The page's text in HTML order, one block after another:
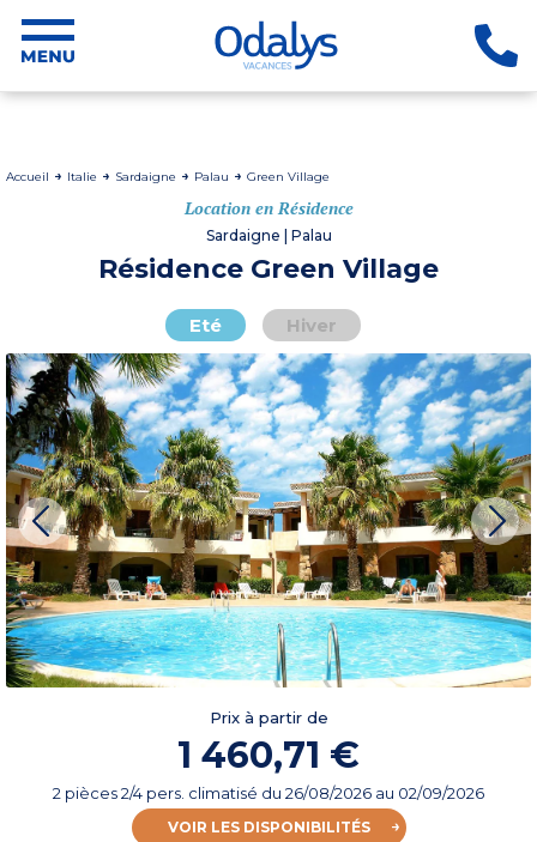
Accueil Italie Sardaigne Palau Green Village
Location en Résidence
Sardaigne | Palau
Résidence Green Village
Eté Hiver
Prix à partir de
1 460,71 €
2 pièces 2/4 pers. climatisé du 26/08/2026 au 02/09/2026
VOIR LES DISPONIBILITÉS